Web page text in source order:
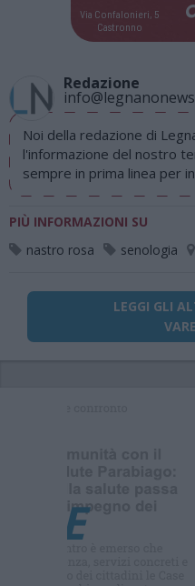
Via Confalonieri, 5
Castronno
Redazione
Noi della redazione di
l'informazione del nostro
sempre in prima linea per
PIÙ INFORMAZIONI SU
nastro rosa
senologia
LEGGI GLI